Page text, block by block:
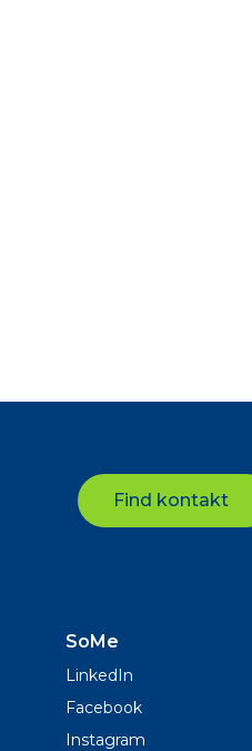
Find kontakt
SoMe
LinkedIn
Facebook
Instagram